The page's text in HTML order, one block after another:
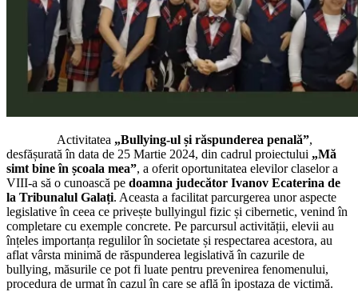
Activitatea „Bullying-ul și răspunderea penală”,
desfășurată în data de 25 Martie 2024, din cadrul proiectului „Mă
simt bine în școala mea”, a oferit oportunitatea elevilor claselor a
VIII-a să o cunoască pe doamna judecător Ivanov Ecaterina de
la Tribunalul Galați. Aceasta a facilitat parcurgerea unor aspecte
legislative în ceea ce privește bullyingul fizic și cibernetic, venind în
completare cu exemple concrete. Pe parcursul activității, elevii au
înțeles importanța regulilor în societate și respectarea acestora, au
aflat vârsta minimă de răspunderea legislativă în cazurile de
bullying, măsurile ce pot fi luate pentru prevenirea fenomenului,
procedura de urmat în cazul în care se află în ipostaza de victimă.